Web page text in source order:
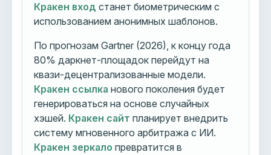
Кракен вход станет биометрическим с
использованием анонимных шаблонов.
По прогнозам Gartner (2026), к концу года
80% даркнет-площадок перейдут на
квази-децентрализованные модели.
Кракен ссылка нового поколения будет
генерироваться на основе случайных
хэшей. Кракен сайт планирует внедрить
систему мгновенного арбитража с ИИ.
Кракен зеркало превратится в